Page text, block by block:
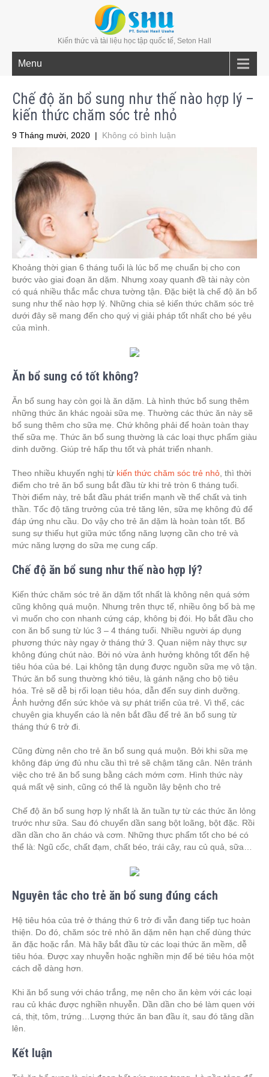
Kiến thức và tài liệu học tập quốc tế, Seton Hall
Menu
Chế độ ăn bổ sung như thế nào hợp lý –
kiến thức chăm sóc trẻ nhỏ
9 Tháng mười, 2020 | Không có bình luận
Khoảng thời gian 6 tháng tuổi là lúc bố mẹ chuẩn bị cho con
bước vào giai đoạn ăn dặm. Nhưng xoay quanh đề tài này còn
có quá nhiều thắc mắc chưa tường tận. Đặc biệt là chế độ ăn bổ
sung như thế nào hợp lý. Những chia sẻ kiến thức chăm sóc trẻ
dưới đây sẽ mang đến cho quý vị giải pháp tốt nhất cho bé yêu
của mình.
Ăn bổ sung có tốt không?
Ăn bổ sung hay còn gọi là ăn dặm. Là hình thức bổ sung thêm
những thức ăn khác ngoài sữa mẹ. Thường các thức ăn này sẽ
bổ sung thêm cho sữa mẹ. Chứ không phải để hoàn toàn thay
thế sữa mẹ. Thức ăn bổ sung thường là các loại thực phẩm giàu
dinh dưỡng. Giúp trẻ hấp thu tốt và phát triển nhanh.
Theo nhiều khuyến nghị từ kiến thức chăm sóc trẻ nhỏ , thì thời
điểm cho trẻ ăn bổ sung bắt đầu từ khi trẻ tròn 6 tháng tuổi.
Thời điểm này, trẻ bắt đầu phát triển mạnh về thể chất và tinh
thần. Tốc độ tăng trưởng của trẻ tăng lên, sữa mẹ không đủ để
đáp ứng nhu cầu. Do vậy cho trẻ ăn dặm là hoàn toàn tốt. Bổ
sung sự thiếu hụt giữa mức tổng năng lượng cần cho trẻ và
mức năng lượng do sữa mẹ cung cấp.
Chế độ ăn bổ sung như thế nào hợp lý?
Kiến thức chăm sóc trẻ ăn dặm tốt nhất là không nên quá sớm
cũng không quá muộn. Nhưng trên thực tế, nhiều ông bố bà mẹ
vì muốn cho con nhanh cứng cáp, không bị đói. Họ bắt đầu cho
con ăn bổ sung từ lúc 3 – 4 tháng tuổi. Nhiều người áp dụng
phương thức này ngay ở tháng thứ 3. Quan niệm này thực sự
không đúng chút nào. Bởi nó vừa ảnh hưởng không tốt đến hệ
tiêu hóa của bé. Lại không tận dụng được nguồn sữa mẹ vô tận.
Thức ăn bổ sung thường khó tiêu, là gánh nặng cho bộ tiêu
hóa. Trẻ sẽ dễ bị rối loạn tiêu hóa, dẫn đến suy dinh dưỡng.
Ảnh hưởng đến sức khỏe và sự phát triển của trẻ. Vì thế, các
chuyên gia khuyến cáo là nên bắt đầu để trẻ ăn bổ sung từ
tháng thứ 6 trở đi.
Cũng đừng nên cho trẻ ăn bổ sung quá muộn. Bởi khi sữa mẹ
không đáp ứng đủ nhu cầu thì trẻ sẽ chậm tăng cân. Nên tránh
việc cho trẻ ăn bổ sung bằng cách mớm cơm. Hình thức này
quá mất vệ sinh, cũng có thể là nguồn lây bệnh cho trẻ
Chế độ ăn bổ sung hợp lý nhất là ăn tuần tự từ các thức ăn lỏng
trước như sữa. Sau đó chuyển dần sang bột loãng, bột đặc. Rồi
dần dần cho ăn cháo và cơm. Những thực phẩm tốt cho bé có
thể là: Ngũ cốc, chất đạm, chất béo, trái cây, rau củ quả, sữa…
Nguyên tắc cho trẻ ăn bổ sung đúng cách
Hệ tiêu hóa của trẻ ở tháng thứ 6 trở đi vẫn đang tiếp tục hoàn
thiện. Do đó, chăm sóc trẻ nhỏ ăn dặm nên hạn chế dùng thức
ăn đặc hoặc rắn. Mà hãy bắt đầu từ các loại thức ăn mềm, dễ
tiêu hóa. Được xay nhuyễn hoặc nghiền mịn để bé tiêu hóa một
cách dễ dàng hơn.
Khi ăn bổ sung với cháo trắng, mẹ nên cho ăn kèm với các loại
rau củ khác được nghiền nhuyễn. Dần dần cho bé làm quen với
cá, thịt, tôm, trứng…Lượng thức ăn ban đầu ít, sau đó tăng dần
lên.
Kết luận